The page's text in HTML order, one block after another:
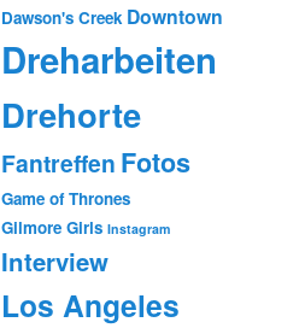
Dawson's Creek Downtown
Dreharbeiten
Drehorte
Fantreffen Fotos
Game of Thrones
Gilmore Girls Instagram
Interview
Los Angeles